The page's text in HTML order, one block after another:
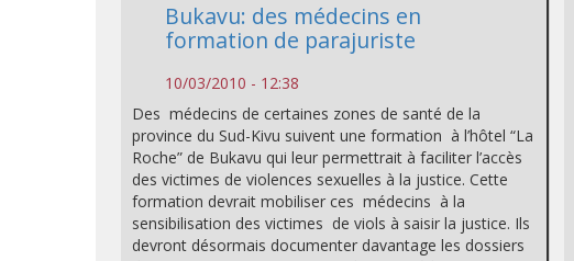
Bukavu: des médecins en
formation de parajuriste
10/03/2010 - 12:38
Des médecins de certaines zones de santé de la
province du Sud-Kivu suivent une formation à l’hôtel “La
Roche” de Bukavu qui leur permettrait à faciliter l’accès
des victimes de violences sexuelles à la justice. Cette
formation devrait mobiliser ces médecins à la
sensibilisation des victimes de viols à saisir la justice. Ils
devront désormais documenter davantage les dossiers